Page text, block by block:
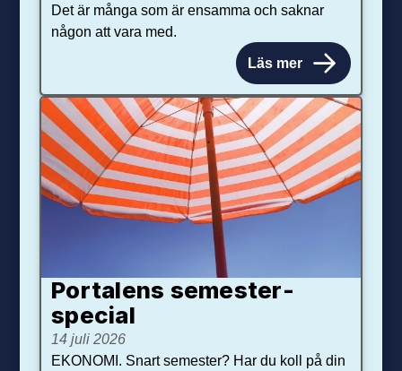
Det är många som är ensamma och saknar
någon att vara med.
Läs mer
Portalens semester­
special
14 juli 2026
EKONOMI. Snart semester? Har du koll på din